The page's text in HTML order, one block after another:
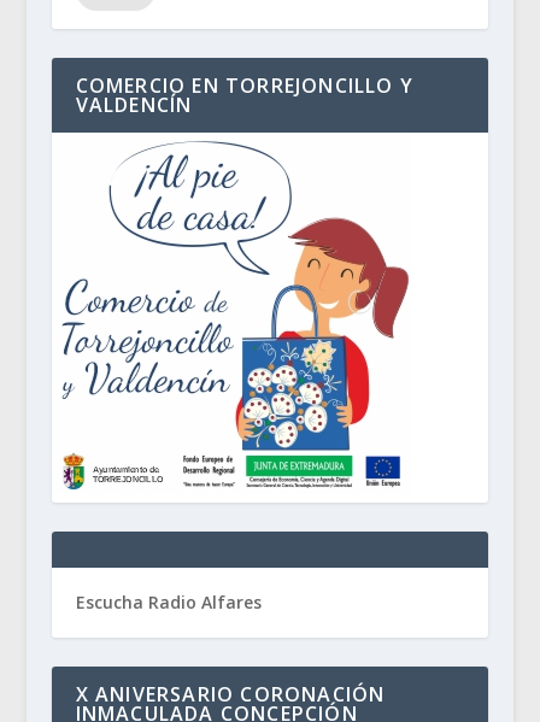
COMERCIO EN TORREJONCILLO Y
VALDENCÍN
Escucha Radio Alfares
X ANIVERSARIO CORONACIÓN
INMACULADA CONCEPCIÓN